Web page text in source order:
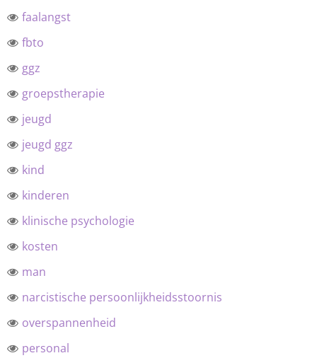
faalangst
fbto
ggz
groepstherapie
jeugd
jeugd ggz
kind
kinderen
klinische psychologie
kosten
man
narcistische persoonlijkheidsstoornis
overspannenheid
personal